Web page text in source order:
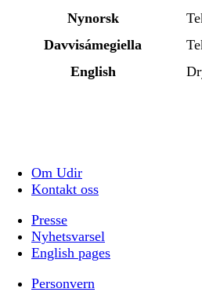
Nynorsk
Davvisámegiella
English
Om Udir
Kontakt oss
Presse
Nyhetsvarsel
English pages
Personvern